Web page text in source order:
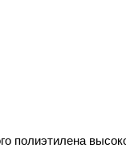
полиэтилена